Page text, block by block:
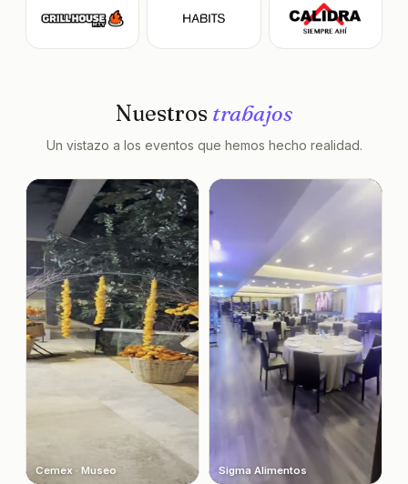
Nuestros trabajos
Un vistazo a los eventos que hemos hecho realidad.
Cemex · Museo Sigma Alimentos